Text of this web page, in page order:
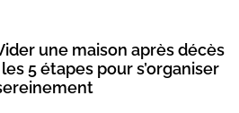
une maison après décès
les 5 étapes pour s’organiser